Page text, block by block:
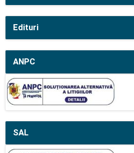
Edituri
ANPC
SAL